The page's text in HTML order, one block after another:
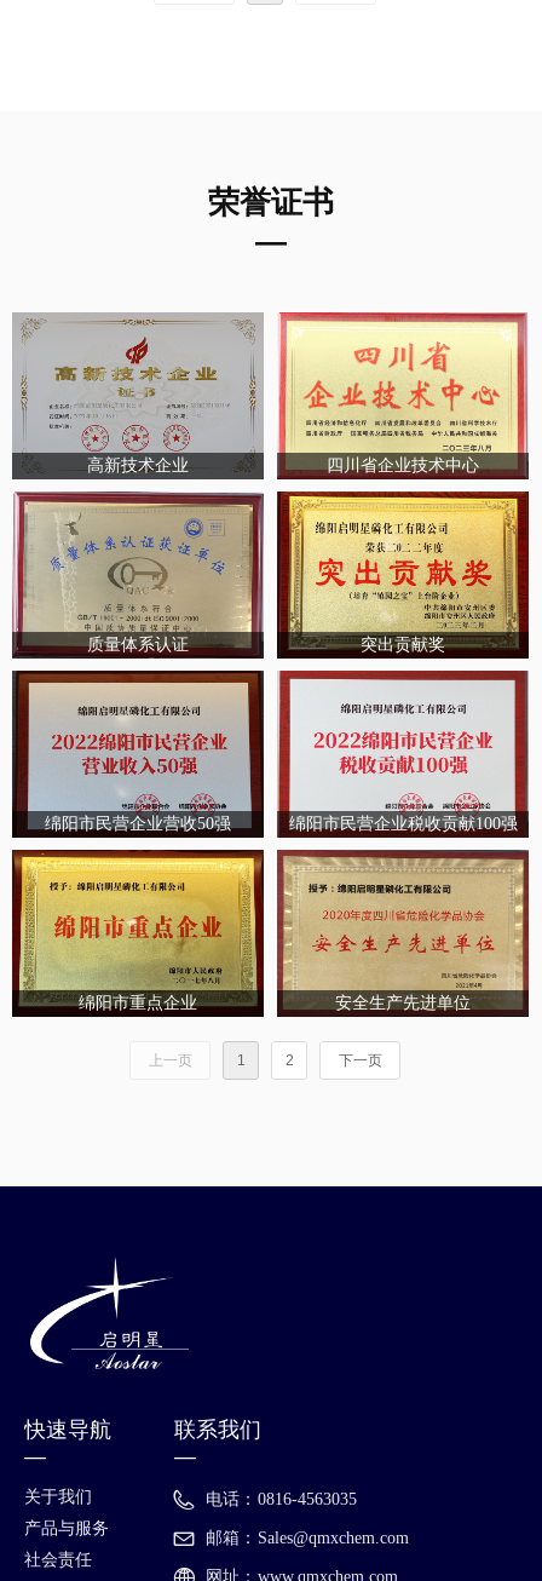
荣誉证书
—
高新技术企业 四川省企业技术中心
质量体系认证 突出贡献奖
绵阳市民营企业营收50强 绵阳市民营企业税收贡献100强
绵阳市重点企业 安全生产先进单位
上一页 1 2 下一页
快速导航
—
关于我们
产品与服务
社会责任
联系我们
—
电话： 0816-4563035
邮箱： Sales@qmxchem.com
网址： www.qmxchem.com